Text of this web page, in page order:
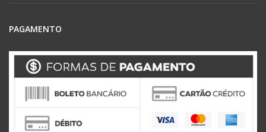
PAGAMENTO